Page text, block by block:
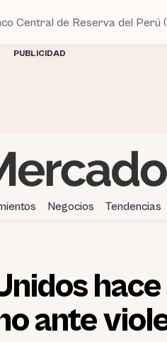
Central de Reserva del Perú
PUBLICIDAD
Negocios Tendencias
ante